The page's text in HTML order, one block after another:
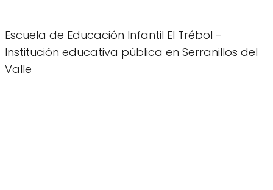
Escuela de Educación Infantil El Trébol -
Institución educativa pública en Serranillos del
Valle